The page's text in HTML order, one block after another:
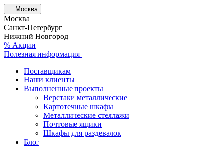
Москва
Москва
Санкт-Петербург
Нижний Новгород
% Акции
Полезная информация
Поставщикам
Наши клиенты
Выполненные проекты
Верстаки металлические
Картотечные шкафы
Металлические стеллажи
Почтовые ящики
Шкафы для раздевалок
Блог